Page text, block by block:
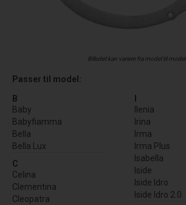
Billedet kan variere fra model til model
Passer til model:
B
Baby
Babyfiamma
Bella
Bella Lux
C
Celina
Clementina
Cleopatra
Ilenia
Irina
Irma
Irma Plus
Isabella
Iside
Iside Idro
Iside Idro 2.0